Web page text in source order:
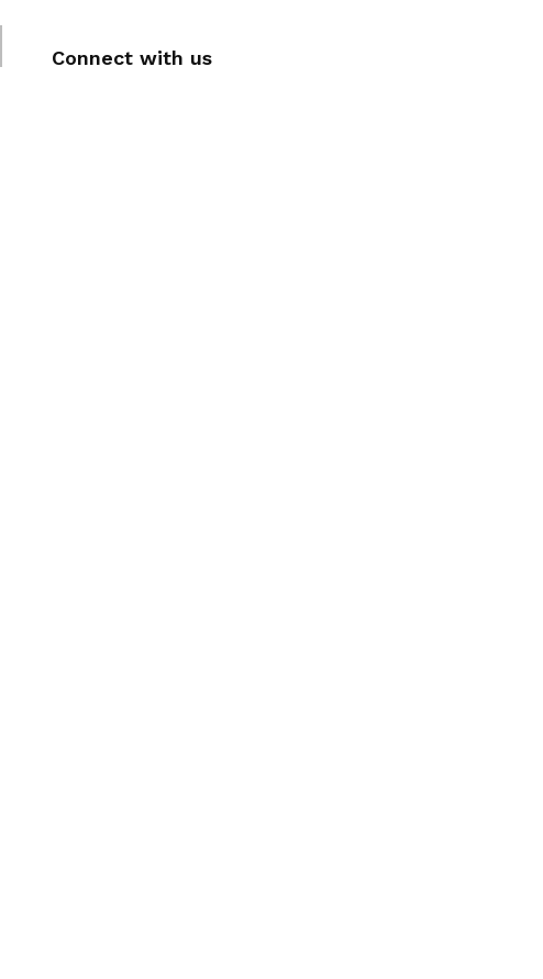
Connect with us